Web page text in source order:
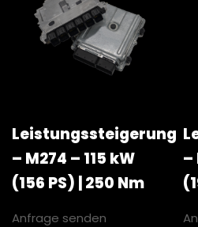
Leistungssteigerung
– M274 – 115 kW
(156 PS) | 250 Nm
Anfrage senden
–